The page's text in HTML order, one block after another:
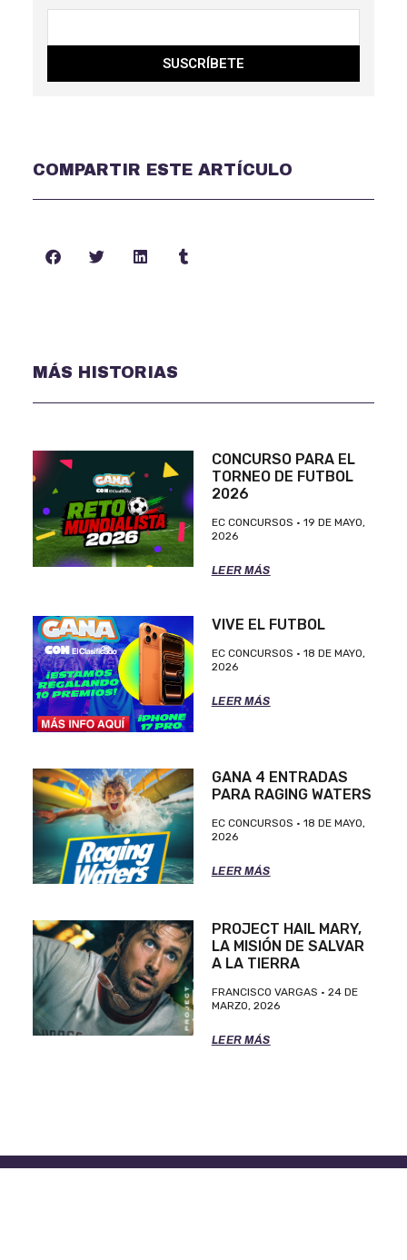
SUSCRÍBETE
COMPARTIR ESTE ARTÍCULO
MÁS HISTORIAS
CONCURSO PARA EL
TORNEO DE FUTBOL
2026
EC CONCURSOS
19 DE MAYO,
2026
LEER MÁS
VIVE EL FUTBOL
EC CONCURSOS
18 DE MAYO,
2026
LEER MÁS
GANA 4 ENTRADAS
PARA RAGING WATERS
EC CONCURSOS
18 DE MAYO,
2026
LEER MÁS
PROJECT HAIL MARY,
LA MISIÓN DE SALVAR
A LA TIERRA
FRANCISCO VARGAS
24 DE
MARZO, 2026
LEER MÁS